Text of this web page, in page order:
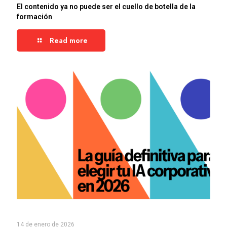
El contenido ya no puede ser el cuello de botella de la
formación
Read more
14 de enero de 2026